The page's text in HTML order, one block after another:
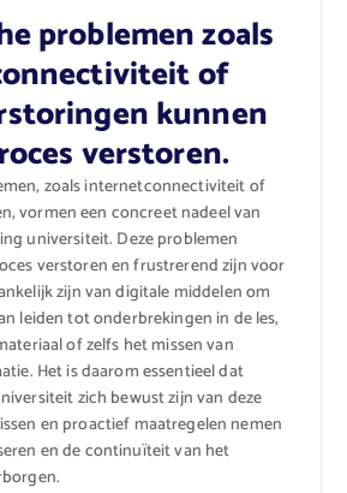
problemen zoals
of
kunnen
verstoren.
zoals internetconnectiviteit of
vormen een concreet nadeel van
universiteit. Deze problemen
verstoren en frustrerend zijn voor
zijn van digitale middelen om
leiden tot onderbrekingen in de les,
of zelfs het missen van
Het is daarom essentieel dat
zich bewust zijn van deze
en proactief maatregelen nemen
en de continuïteit van het